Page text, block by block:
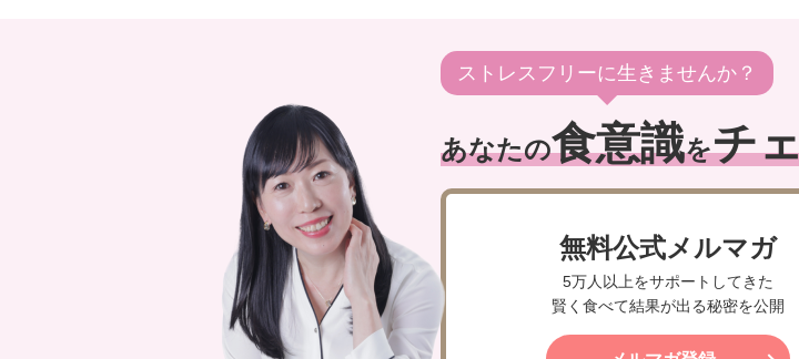
ストレスフリーに生きませんか？
あなたの食意識をチ
無料公式メルマガ
5万人以上をサポートしてきた
賢く食べて結果が出る秘密を公開